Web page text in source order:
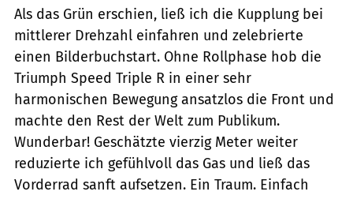
Als das Grün erschien, ließ ich die Kupplung bei
mittlerer Drehzahl einfahren und zelebrierte
einen Bilderbuchstart. Ohne Rollphase hob die
Triumph Speed Triple R in einer sehr
harmonischen Bewegung ansatzlos die Front und
machte den Rest der Welt zum Publikum.
Wunderbar! Geschätzte vierzig Meter weiter
reduzierte ich gefühlvoll das Gas und ließ das
Vorderrad sanft aufsetzen. Ein Traum. Einfach